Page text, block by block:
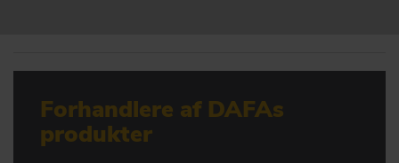
Forhandlere af DAFAs
produkter